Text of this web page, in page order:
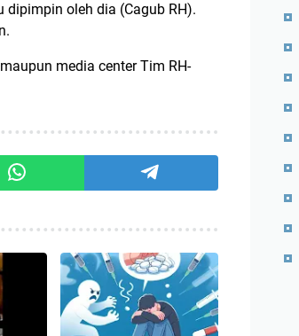
oleh dia (Cagub RH).
media center Tim RH-